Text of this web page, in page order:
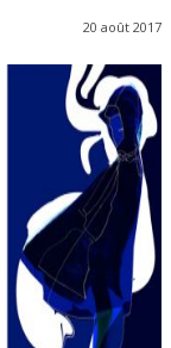
20 août 2017